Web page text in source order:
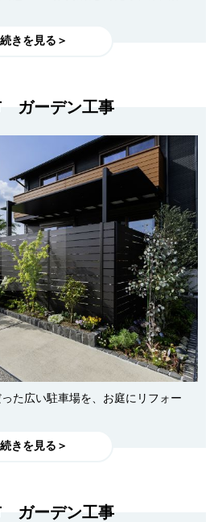
続きを見る＞
ガーデン工事
た広い駐車場を、お庭にリフォー
続きを見る＞
ガーデン工事